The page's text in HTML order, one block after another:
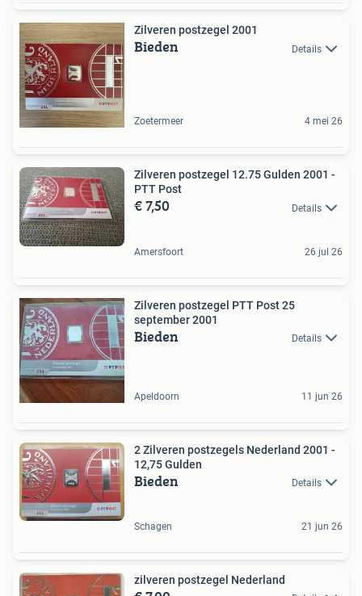
Zilveren postzegel 2001
Bieden Details
Zoetermeer 4 mei 26
Zilveren postzegel 12.75 Gulden 2001 -
PTT Post
€ 7,50 Details
Amersfoort 26 jul 26
Zilveren postzegel PTT Post 25
september 2001
Bieden Details
Apeldoorn 11 jun 26
2 Zilveren postzegels Nederland 2001 -
12,75 Gulden
Bieden Details
Schagen 21 jun 26
zilveren postzegel Nederland